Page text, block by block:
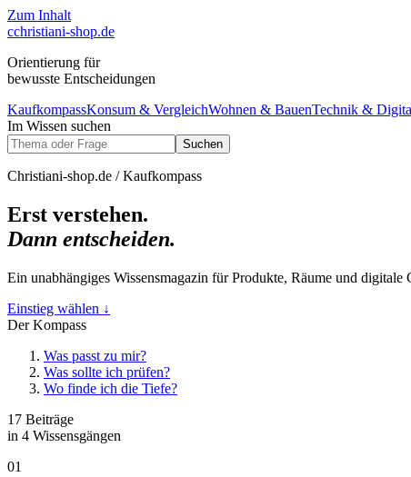
Zum Inhalt
cchristiani-shop.de
Orientierung für
bewusste Entscheidungen
KaufkompassKonsum & VergleichWohnen & BauenTechnik &
Im Wissen suchen
Suchen
Christiani-shop.de / Kaufkompass
Erst verstehen.
Dann entscheiden.
Ein unabhängiges Wissensmagazin für Produkte, Räume und
Einstieg wählen ↓
Der Kompass
Was passt zu mir?
Was sollte ich prüfen?
Wo finde ich die Tiefe?
17 Beiträge
in 4 Wissensgängen
01